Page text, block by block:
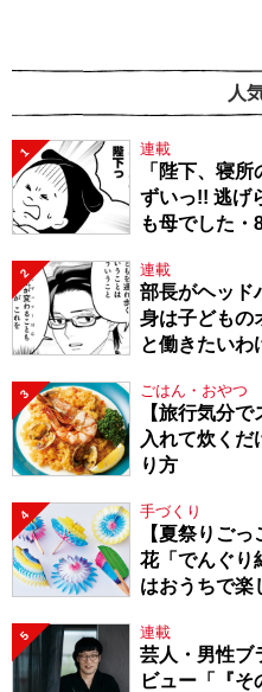
人
1 連載
「陛下、寝
ずいっ!! 逃
も母でした・8
2 連載
部長がヘッド
身は子どもの
と働きたい
3 ごはん・おやつ
【旅行気分
入れて炊くだ
り方
4 手づくり
【夏祭りご
花「でんぐり
はおうちで楽
5 連載
芸人・男性ブ
ビュー「『そ